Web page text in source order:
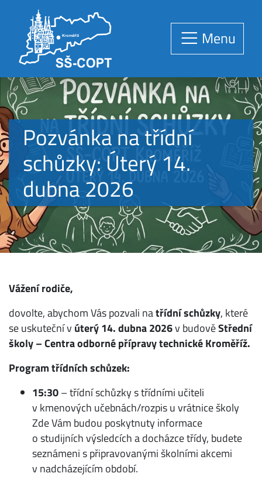
Menu
Pozvánka na třídní
schůzky: Úterý 14.
dubna 2026
Vážení rodiče,
dovolte, abychom Vás pozvali natřídní schůzky, které
se uskuteční v úterý 14. dubna 2026v budověStřední
školy – Centra odborné přípravy technické Kroměříž.
Program třídních schůzek:
15:30– třídní schůzky s třídními učiteli
v kmenových učebnách/rozpis u vrátnice školy
Zde Vám budou poskytnuty informace
o studijních výsledcích a docházce třídy, budete
seznámeni s připravovanými školními akcemi
v nadcházejícím období.